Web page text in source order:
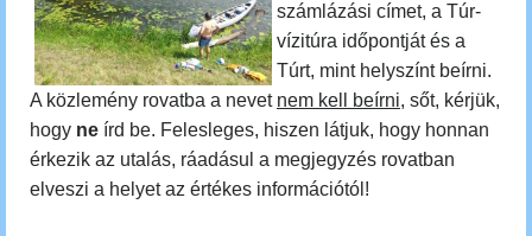
számlázási címet, a Túr-
vízitúra időpontját és a
Túrt, mint helyszínt beírni.
A közlemény rovatba a nevet nem kell beírni, sőt, kérjük,
hogy ne írd be. Felesleges, hiszen látjuk, hogy honnan
érkezik az utalás, ráadásul a megjegyzés rovatban
elveszi a helyet az értékes információtól!